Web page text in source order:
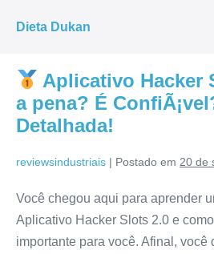
para
conteúdo
Dieta Dukan
Aplicativo Hacker
a pena? É
Detalhada!
reviewsindustriais | Postado em 20 de
Você chegou aqui para aprender
Aplicativo Hacker Slots 2.0 e
importante para você. Afinal, você